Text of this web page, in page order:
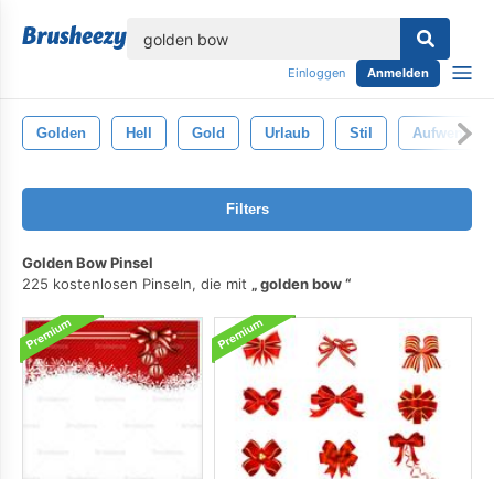
Einloggen Anmelden
Golden Hell Gold Urlaub Stil Aufwendig
Filters
Golden Bow Pinsel
225 kostenlosen Pinseln, die mit
golden bow